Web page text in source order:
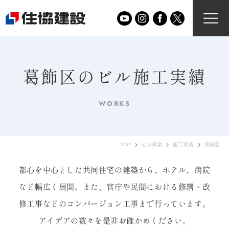
葛飾区のビル施工実績
WORKS
TOP ビル事業 施工実績 葛飾区
都心を中心とした共同住宅の建築から、ホテル、病院
など幅広く展開。 また、官庁や民間における修繕・改
修工事などのコンバージョン工事まで行っています。
アイデアの数々を是非お確かめください。